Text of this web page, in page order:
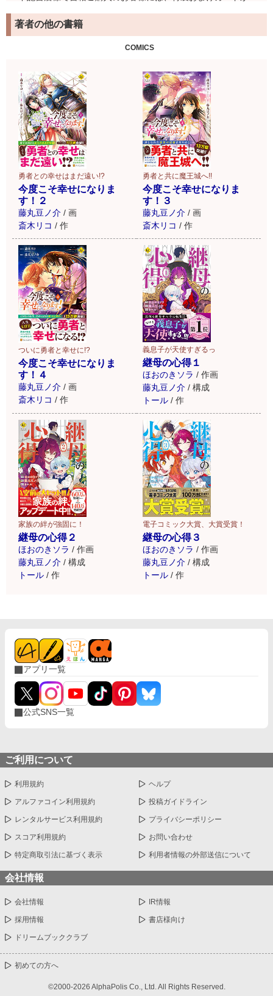
詳細はこちら
著者の他の書籍
COMICS
勇者との幸せはまだ遠い!?
今度こそ幸せになりま
す！２
藤丸豆ノ介 / 画
斎木リコ / 作
勇者と共に魔王城へ!!
今度こそ幸せになりま
す！３
藤丸豆ノ介 / 画
斎木リコ / 作
ついに勇者と幸せに!?
今度こそ幸せになりま
す！４
藤丸豆ノ介 / 画
斎木リコ / 作
義息子が天使すぎるっ
継母の心得１
ほおのきソラ / 作画
藤丸豆ノ介 / 構成
トール / 作
家族の絆が強固に！
継母の心得２
ほおのきソラ / 作画
藤丸豆ノ介 / 構成
トール / 作
電子コミック大賞、大賞受賞！
継母の心得３
ほおのきソラ / 作画
藤丸豆ノ介 / 構成
トール / 作
アプリ一覧
公式SNS一覧
ご利用について
利用規約 ヘルプ
アルファコイン利用規約 投稿ガイドライン
レンタルサービス利用規約 プライバシーポリシー
スコア利用規約 お問い合わせ
特定商取引法に基づく表示 利用者情報の外部送信について
会社情報
会社情報 IR情報
採用情報 書店様向け
ドリームブッククラブ
初めての方へ
©2000-2026 AlphaPolis Co., Ltd. All Rights Reserved.